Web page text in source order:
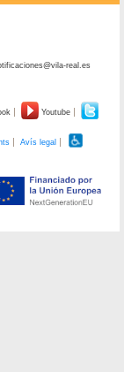
real.es
Youtube
Avís legal